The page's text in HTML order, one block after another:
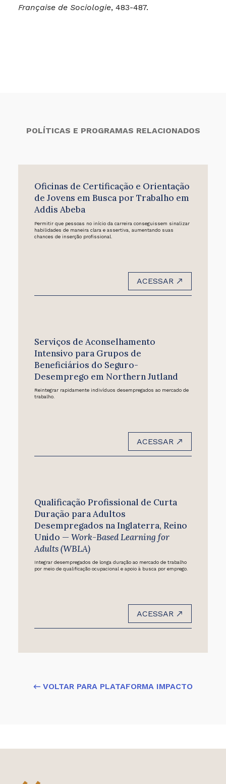
Française de Sociologie, 483-487.
POLÍTICAS E PROGRAMAS RELACIONADOS
Oficinas de Certificação e Orientação
de Jovens em Busca por Trabalho em
Addis Abeba
Permitir que pessoas no início da carreira conseguissem sinalizar
habilidades de maneira clara e assertiva, aumentando suas
chances de inserção profissional.
ACESSAR
Serviços de Aconselhamento
Intensivo para Grupos de
Beneficiários do Seguro-
Desemprego em Northern Jutland
Reintegrar rapidamente indivíduos desempregados ao mercado de
trabalho.
ACESSAR
Qualificação Profissional de Curta
Duração para Adultos
Desempregados na Inglaterra, Reino
Unido — Work-Based Learning for
Adults (WBLA)
Integrar desempregados de longa duração ao mercado de trabalho
por meio de qualificação ocupacional e apoio à busca por emprego.
ACESSAR
← VOLTAR PARA PLATAFORMA IMPACTO